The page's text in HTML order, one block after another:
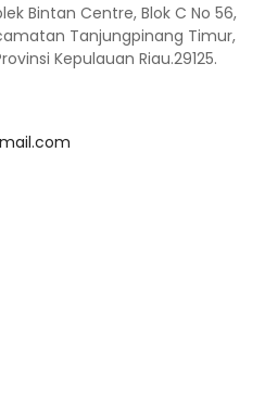
Bintan Centre, Blok C No 56,
Tanjungpinang Timur,
Kepulauan Riau.29125.